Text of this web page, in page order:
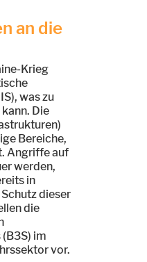
an die
Krieg
was zu
Die
Bereiche,
Angriffe auf
werden,
in
dieser
die
im
vor.